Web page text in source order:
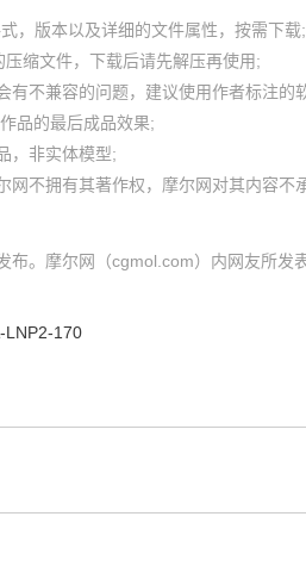
，版本以及详细的文件属性，按需下载;
缩文件，下载后请先解压再使用;
有不兼容的问题，建议使用作者标注的
品的最后成品效果;
，非实体模型;
布。摩尔网（cgmol.com）内网友所发
LNP2-170